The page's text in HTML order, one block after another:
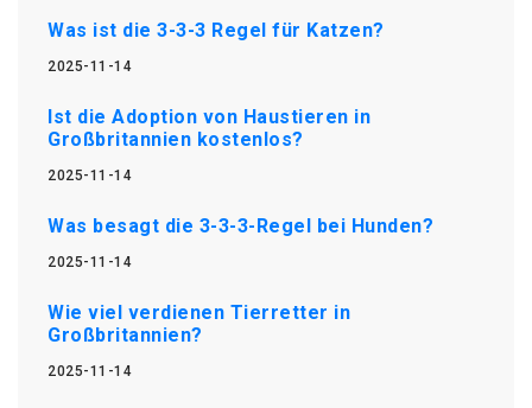
Was ist die 3-3-3 Regel für Katzen?
2025-11-14
Ist die Adoption von Haustieren in
Großbritannien kostenlos?
2025-11-14
Was besagt die 3-3-3-Regel bei Hunden?
2025-11-14
Wie viel verdienen Tierretter in
Großbritannien?
2025-11-14